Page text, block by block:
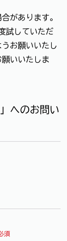
があります。
試していただ
お願いいたし
いいたしま
へのお問い
須